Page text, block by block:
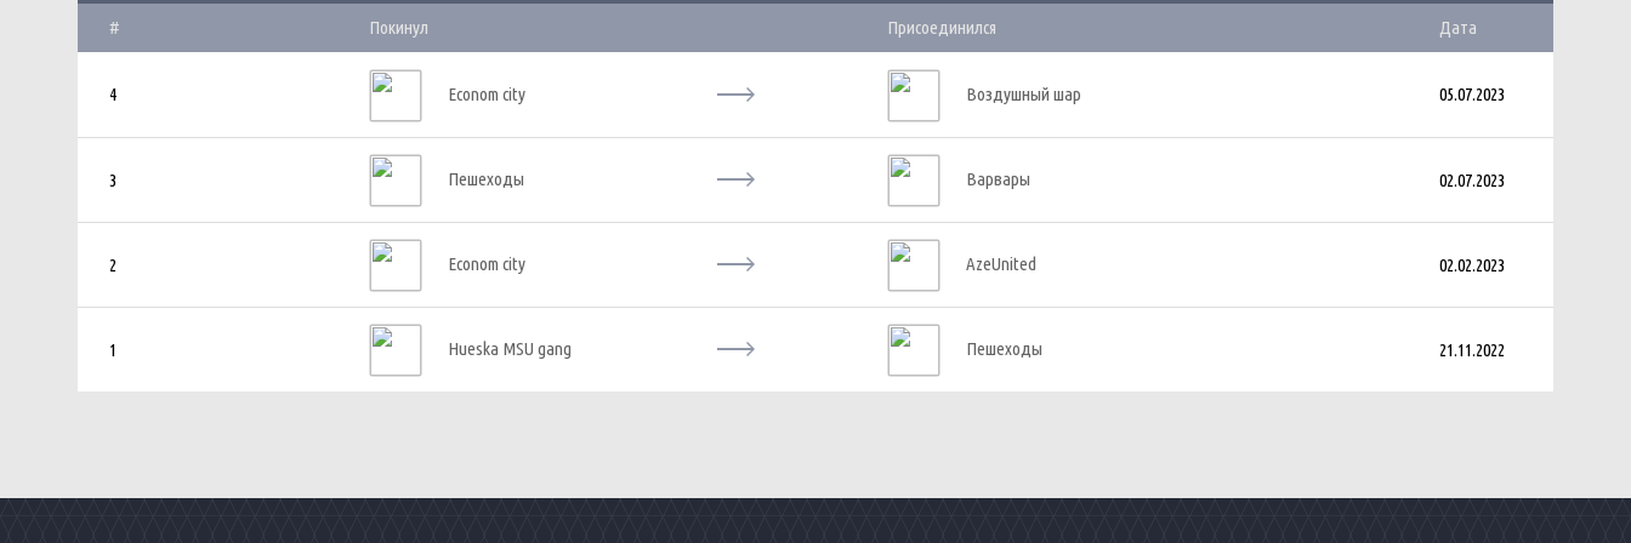
# Покинул Присоединился Дата
4 Econom city Воздушный шар 05.07.2023
3 Пешеходы Варвары 02.07.2023
2 Econom city AzeUnited 02.02.2023
1 Hueska MSU gang Пешеходы 21.11.2022